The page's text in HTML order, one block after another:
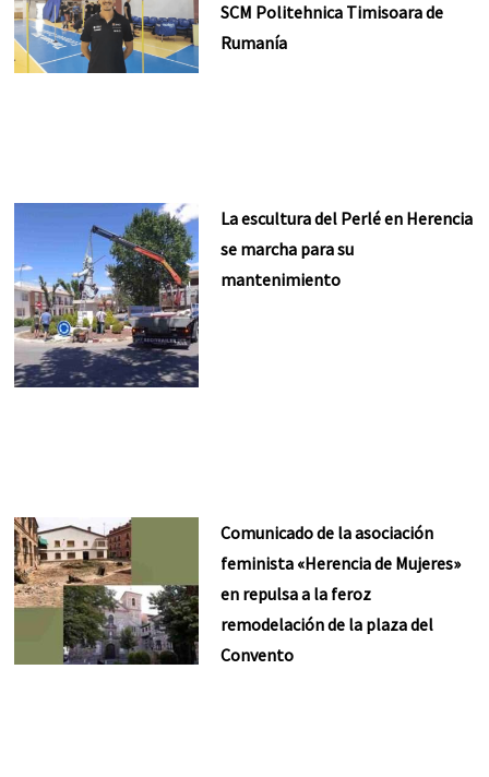
SCM Politehnica Timisoara de
Rumanía
La escultura del Perlé en Herencia
se marcha para su
mantenimiento
Comunicado de la asociación
feminista «Herencia de Mujeres»
en repulsa a la feroz
remodelación de la plaza del
Convento